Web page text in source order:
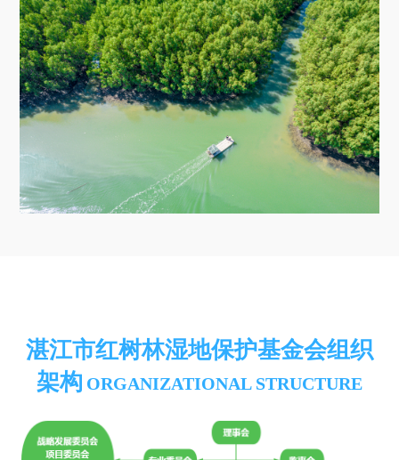
湛江市红树林湿地保护基金会组织
架构 ORGANIZATIONAL STRUCTURE